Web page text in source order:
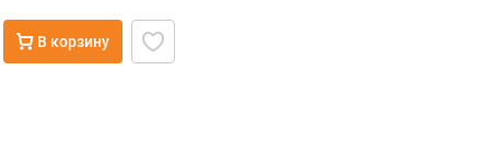
В корзину